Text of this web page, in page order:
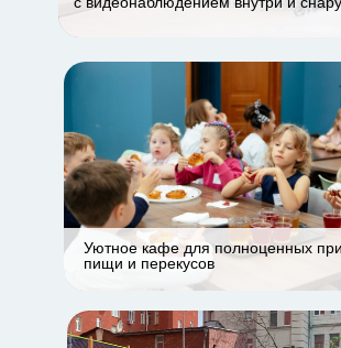
Уютное кафе для полноценных
пищи и перекусов